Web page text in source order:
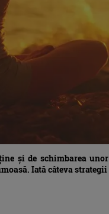
și de schimbarea
Iată câteva